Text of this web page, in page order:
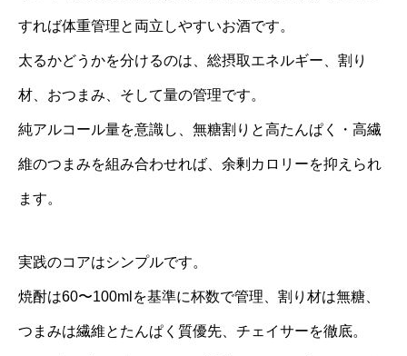
すれば体重管理と両立しやすいお酒です。
太るかどうかを分けるのは、総摂取エネルギー、割り
材、おつまみ、そして量の管理です。
純アルコール量を意識し、無糖割りと高たんぱく・高繊
維のつまみを組み合わせれば、余剰カロリーを抑えられ
ます。
実践のコアはシンプルです。
焼酎は60〜100mlを基準に杯数で管理、割り材は無糖、
つまみは繊維とたんぱく質優先、チェイサーを徹底。